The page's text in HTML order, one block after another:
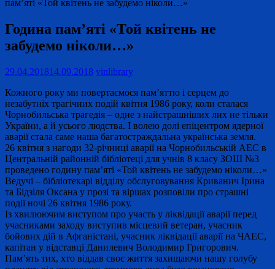
пам’яті «Той квітень не забудемо ніколи…»
Година пам’яті «Той квітень не
забудемо ніколи…»
29.04.201814.09.2018 vinlibrary
Кожного року ми повертаємося пам’яттю і серцем до
незабутніх трагічних подій квітня 1986 року, коли сталася
Чорнобильська трагедія – одне з найстрашніших лих не тільки
України, а й усього людства. І волею долі епіцентром ядерної
аварії стала саме наша багатостраждальна українська земля.
26 квітня з нагоди 32-річниці аварії на Чорнобильській АЕС в
Центральній районній бібліотеці для учнів 8 класу ЗОШ №3
проведено годину пам’яті «Той квітень не забудемо ніколи…»
Ведучі – бібліотекарі відділу обслуговування Криванич Ірина
та Бідзіля Оксана у прозі та віршах розповіли про страшні
події ночі 26 квітня 1986 року.
Із хвилюючим виступом про участь у ліквідації аварії перед
учасниками заходу виступив місцевий ветеран, учасник
бойових дій в Афганістані, учасник ліквідації аварії на ЧАЕС,
капітан у відставці Данилевич Володимир Григорович.
Пам’ять тих, хто віддав своє життя захищаючи нашу голубу